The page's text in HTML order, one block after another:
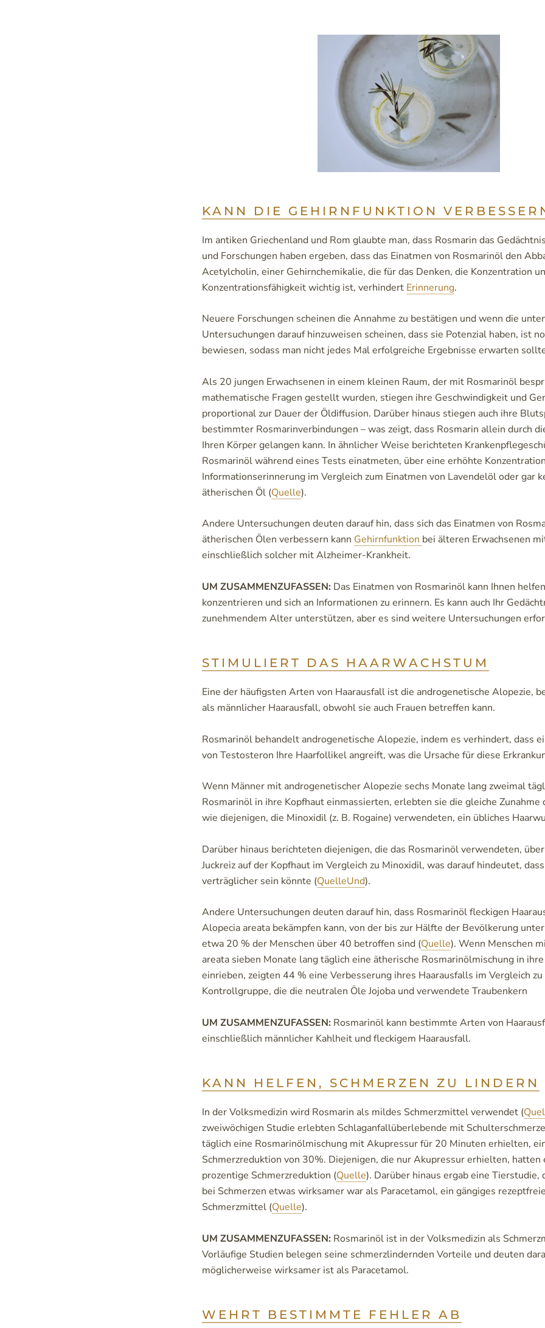
KANN DIE GEHIRNFUNKTION
Im antiken Griechenland und Rom glaubte man, dass Rosmarin das
und Forschungen haben ergeben, dass das Einatmen von Rosmarinöl den
Acetylcholin, einer Gehirnchemikalie, die für das Denken, die Konzentration
Konzentrationsfähigkeit wichtig ist, verhindert Erinnerung.
Neuere Forschungen scheinen die Annahme zu bestätigen und wenn die
Untersuchungen darauf hinzuweisen scheinen, dass sie Potenzial haben, ist
bewiesen, sodass man nicht jedes Mal erfolgreiche Ergebnisse erwarten
Als 20 jungen Erwachsenen in einem kleinen Raum, der mit Rosmarinöl
mathematische Fragen gestellt wurden, stiegen ihre Geschwindigkeit und
proportional zur Dauer der Öldiffusion. Darüber hinaus stiegen auch ihre
bestimmter Rosmarinverbindungen – was zeigt, dass Rosmarin allein durch
Ihren Körper gelangen kann. In ähnlicher Weise berichteten
Rosmarinöl während eines Tests einatmeten, über eine erhöhte
Informationserinnerung im Vergleich zum Einatmen von Lavendelöl oder gar
ätherischen Öl (Quelle).
Andere Untersuchungen deuten darauf hin, dass sich das Einatmen von
ätherischen Ölen verbessern kann Gehirnfunktion bei älteren Erwachsenen
einschließlich solcher mit Alzheimer-Krankheit.
UM ZUSAMMENZUFASSEN: Das Einatmen von Rosmarinöl kann Ihnen
konzentrieren und sich an Informationen zu erinnern. Es kann auch Ihr
zunehmendem Alter unterstützen, aber es sind weitere Untersuchungen
STIMULIERT DAS HAARWACHSTUM
Eine der häufigsten Arten von Haarausfall ist die androgenetische Alopezie,
als männlicher Haarausfall, obwohl sie auch Frauen betreffen kann.
Rosmarinöl behandelt androgenetische Alopezie, indem es verhindert, dass
von Testosteron Ihre Haarfollikel angreift, was die Ursache für diese
Wenn Männer mit androgenetischer Alopezie sechs Monate lang zweimal
Rosmarinöl in ihre Kopfhaut einmassierten, erlebten sie die gleiche Zunahme
wie diejenigen, die Minoxidil (z. B. Rogaine) verwendeten, ein übliches
Darüber hinaus berichteten diejenigen, die das Rosmarinöl verwendeten,
Juckreiz auf der Kopfhaut im Vergleich zu Minoxidil, was darauf hindeutet,
verträglicher sein könnte (QuelleUnd).
Andere Untersuchungen deuten darauf hin, dass Rosmarinöl fleckigen
Alopecia areata bekämpfen kann, von der bis zur Hälfte der Bevölkerung
etwa 20 % der Menschen über 40 betroffen sind (Quelle). Wenn Menschen
areata sieben Monate lang täglich eine ätherische Rosmarinölmischung in
einrieben, zeigten 44 % eine Verbesserung ihres Haarausfalls im Vergleich
Kontrollgruppe, die die neutralen Öle Jojoba und verwendete Traubenkern
UM ZUSAMMENZUFASSEN: Rosmarinöl kann bestimmte Arten von
einschließlich männlicher Kahlheit und fleckigem Haarausfall.
KANN HELFEN, SCHMERZEN ZU LINDERN
In der Volksmedizin wird Rosmarin als mildes Schmerzmittel verwendet (
zweiwöchigen Studie erlebten Schlaganfallüberlebende mit
täglich eine Rosmarinölmischung mit Akupressur für 20 Minuten erhielten,
Schmerzreduktion von 30%. Diejenigen, die nur Akupressur erhielten, hatten
prozentige Schmerzreduktion (Quelle). Darüber hinaus ergab eine Tierstudie,
bei Schmerzen etwas wirksamer war als Paracetamol, ein gängiges
Schmerzmittel (Quelle).
UM ZUSAMMENZUFASSEN: Rosmarinöl ist in der Volksmedizin als
Vorläufige Studien belegen seine schmerzlindernden Vorteile und deuten
möglicherweise wirksamer ist als Paracetamol.
WEHRT BESTIMMTE FEHLER AB